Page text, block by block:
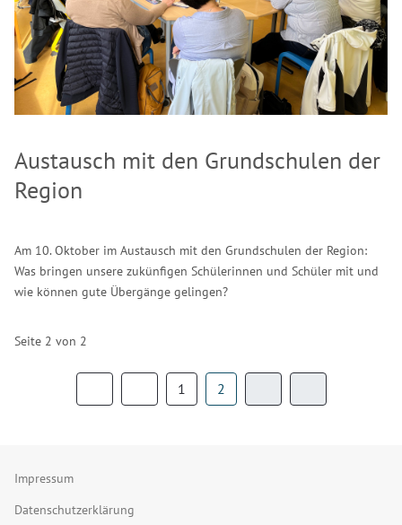
Austausch mit den Grundschulen der
Region
Am 10. Oktober im Austausch mit den Grundschulen der Region:
Was bringen unsere zukünfigen Schülerinnen und Schüler mit und
wie können gute Übergänge gelingen?
Seite 2 von 2
1 2
Impressum
Datenschutzerklärung